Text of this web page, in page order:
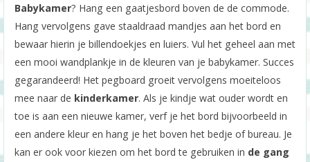
Babykamer? Hang een gaatjesbord boven de de commode.
Hang vervolgens gave staaldraad mandjes aan het bord en
bewaar hierin je billendoekjes en luiers. Vul het geheel aan met
een mooi wandplankje in de kleuren van je babykamer. Succes
gegarandeerd! Het pegboard groeit vervolgens moeiteloos
mee naar de kinderkamer. Als je kindje wat ouder wordt en
toe is aan een nieuwe kamer, verf je het bord bijvoorbeeld in
een andere kleur en hang je het boven het bedje of bureau. Je
kan er ook voor kiezen om het bord te gebruiken in de gang